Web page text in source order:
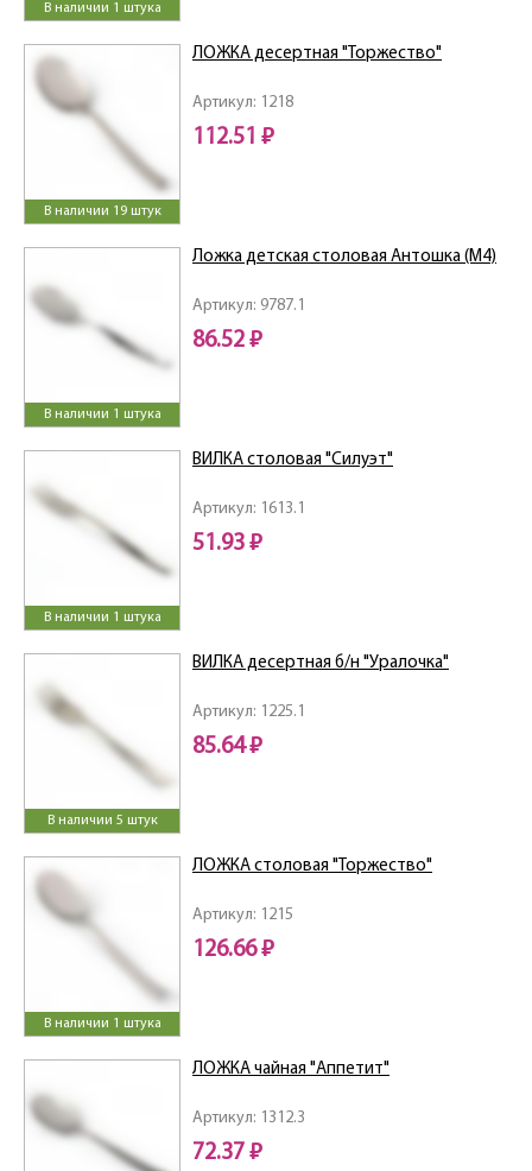
В наличии 1 штука
В наличии 19 штук
Артикул: 1218
ЛОЖКА десертная "Торжество"
112.51 ₽
В наличии 1 штука
Артикул: 9787.1
Ложка детская столовая Антошка (М4)
86.52 ₽
В наличии 1 штука
Артикул: 1613.1
ВИЛКА столовая "Силуэт"
51.93 ₽
В наличии 5 штук
Артикул: 1225.1
ВИЛКА десертная б/н "Уралочка"
85.64 ₽
В наличии 1 штука
Артикул: 1215
ЛОЖКА столовая "Торжество"
126.66 ₽
Артикул: 1312.3
ЛОЖКА чайная "Аппетит"
72.37 ₽